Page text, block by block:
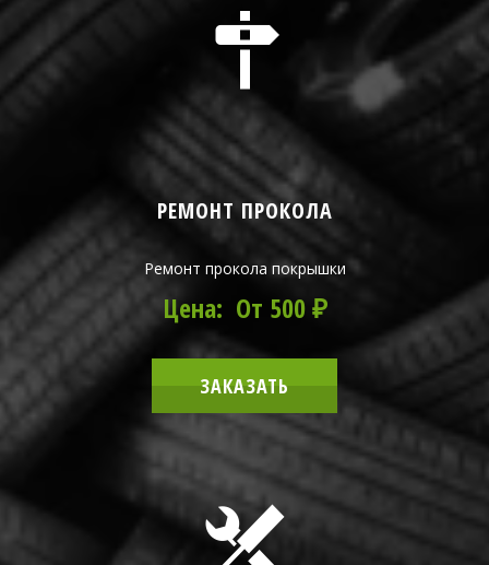
РЕМОНТ ПРОКОЛА
Ремонт прокола покрышки
Цена: От 500 ₽
ЗАКАЗАТЬ